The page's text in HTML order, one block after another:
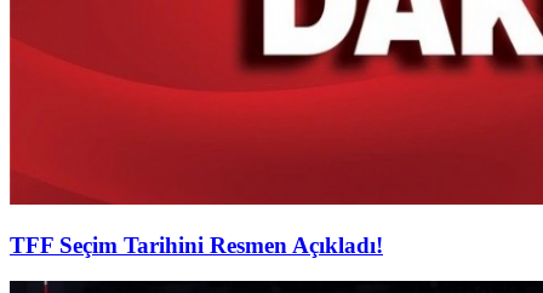
TFF Seçim Tarihini Resmen Açıkladı!